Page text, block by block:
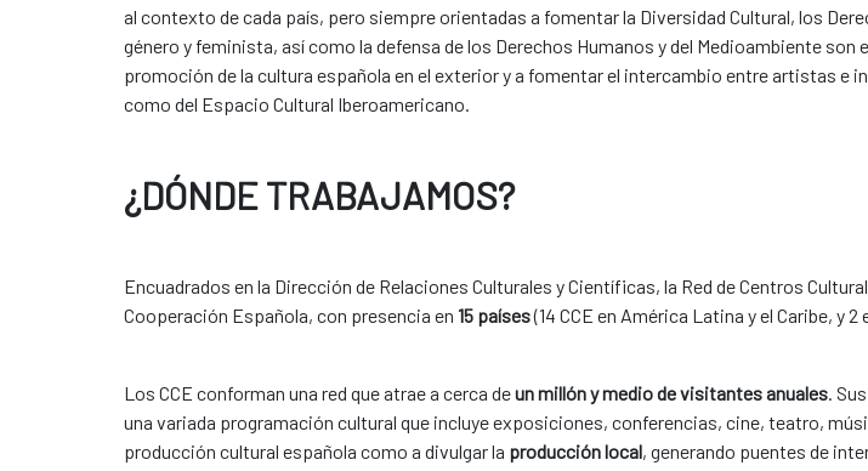
al contexto de cada país, pero siempre orientadas a fomentar la Diversidad Cultural, los
género y feminista, así como la defensa de los Derechos Humanos y del Medioambiente
promoción de la cultura española en el exterior y a fomentar el intercambio entre artistas e
como del Espacio Cultural Iberoamericano.
¿DÓNDE TRABAJAMOS?
Encuadrados en la Dirección de Relaciones Culturales y Científicas, la Red de Centros
Cooperación Española, con presencia en 15 países(14 CCE en América Latina y el Caribe, y 2
Los CCE conforman una red que atrae a cerca deun millón y medio de visitantes anuales .
una variada programación cultural que incluye exposiciones, conferencias, cine, teatro,
producción cultural española como a divulgar la producción local, generando puentes de